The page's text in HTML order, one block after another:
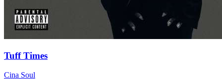
Tuff Times
Cina Soul